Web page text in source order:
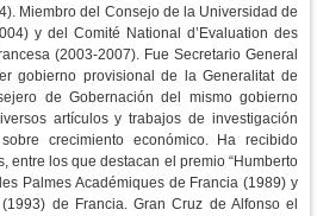
Miembro del Consejo de la Universidad de
y del Comité National d’Evaluation des
(2003-2007). Fue Secretario General
gobierno provisional de la Generalitat de
de Gobernación del mismo gobierno
artículos y trabajos de investigación
crecimiento económico. Ha recibido
entre los que destacan el premio “Humberto
Palmes Académiques de Francia (1989) y
de Francia. Gran Cruz de Alfonso el